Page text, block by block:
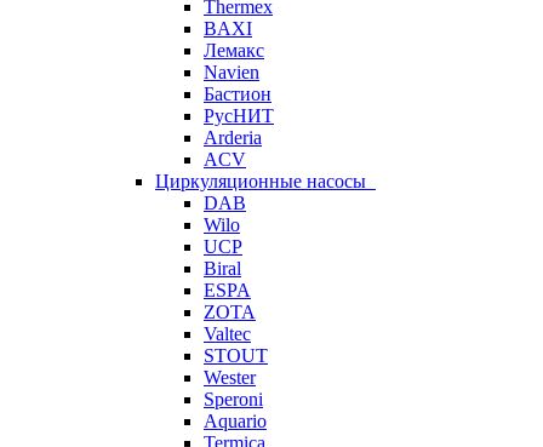
Thermex
BAXI
Лемакс
Navien
Бастион
РусНИТ
Arderia
ACV
Циркуляционные насосы
DAB
Wilo
UCP
Biral
ESPA
ZOTA
Valtec
STOUT
Wester
Speroni
Aquario
Termica